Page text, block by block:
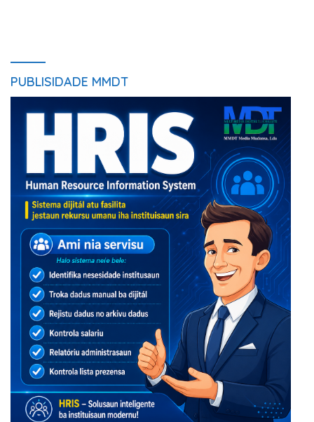
PUBLISIDADE MMDT